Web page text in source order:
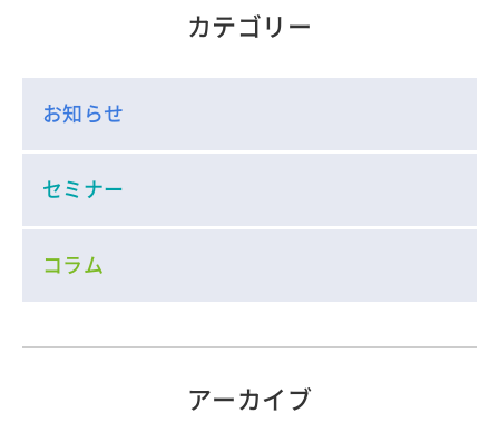
カテゴリー
お知らせ
セミナー
コラム
アーカイブ